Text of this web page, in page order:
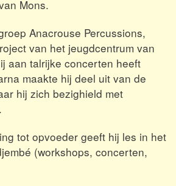
Mons.
Anacrouse Percussions,
van het jeugdcentrum van
aan talrijke concerten heeft
maakte hij deel uit van de
hij zich bezighield met
tot opvoeder geeft hij les in het
(workshops, concerten,